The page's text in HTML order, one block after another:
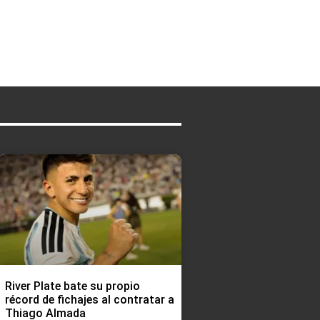
River Plate bate su propio
récord de fichajes al contratar a
Thiago Almada